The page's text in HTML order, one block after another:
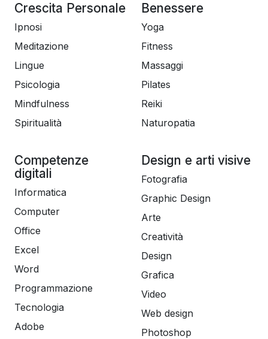
Crescita Personale
Ipnosi
Meditazione
Lingue
Psicologia
Mindfulness
Spiritualità
Benessere
Yoga
Fitness
Massaggi
Pilates
Reiki
Naturopatia
Competenze
digitali
Informatica
Computer
Office
Excel
Word
Programmazione
Tecnologia
Adobe
Design e arti visive
Fotografia
Graphic Design
Arte
Creatività
Design
Grafica
Video
Web design
Photoshop